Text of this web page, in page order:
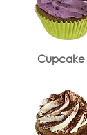
Cupcake